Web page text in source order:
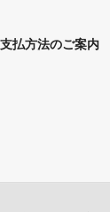
払方法のご案内